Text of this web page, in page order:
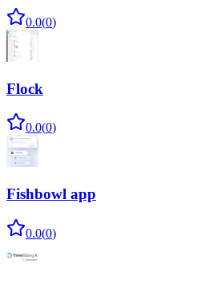
0.0(0)
Flock
0.0(0)
Fishbowl app
0.0(0)